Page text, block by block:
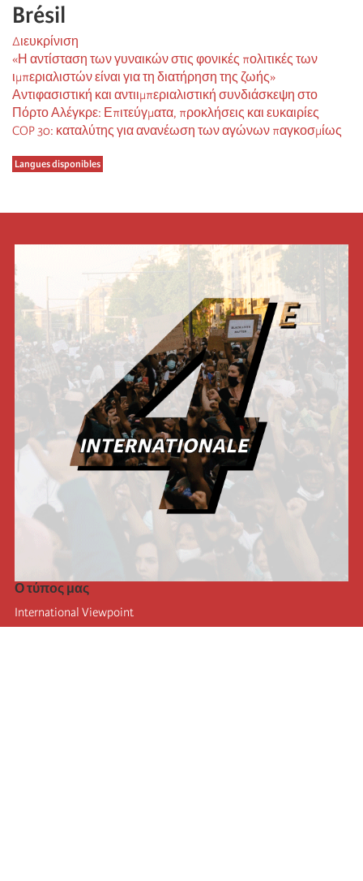
Brésil
Διευκρίνιση
«Η αντίσταση των γυναικών στις φονικές πολιτικές των
ιμπεριαλιστών είναι για τη διατήρηση της ζωής»
Αντιφασιστική και αντιιμπεριαλιστική συνδιάσκεψη στο
Πόρτο Αλέγκρε: Επιτεύγματα, προκλήσεις και ευκαιρίες
COP 30: καταλύτης για ανανέωση των αγώνων παγκοσμίως
Langues disponibles
Ο τύπος μας
International Viewpoint